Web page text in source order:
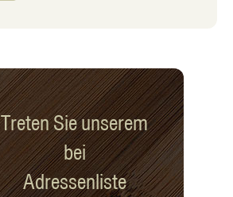
Treten Sie unserem
bei
Adressenliste